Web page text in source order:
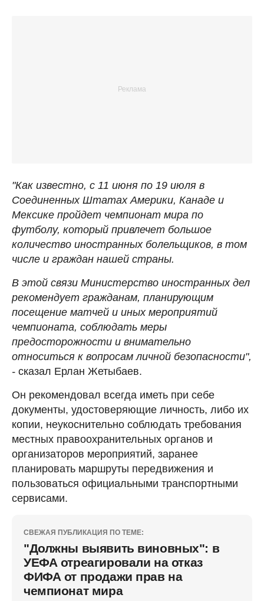
"Как известно, с 11 июня по 19 июля в
Соединенных Штатах Америки, Канаде и
Мексике пройдет чемпионат мира по
футболу, который привлечет большое
количество иностранных болельщиков, в том
числе и граждан нашей страны.
В этой связи Министерство иностранных дел
рекомендует гражданам, планирующим
посещение матчей и иных мероприятий
чемпионата, соблюдать меры
предосторожности и внимательно
относиться к вопросам личной безопасности",
- сказал Ерлан Жетыбаев.
Он рекомендовал всегда иметь при себе
документы, удостоверяющие личность, либо их
копии, неукоснительно соблюдать требования
местных правоохранительных органов и
организаторов мероприятий, заранее
планировать маршруты передвижения и
пользоваться официальными транспортными
сервисами.
СВЕЖАЯ ПУБЛИКАЦИЯ ПО ТЕМЕ:
"Должны выявить виновных": в
УЕФА отреагировали на отказ
ФИФА от продажи прав на
чемпионат мира